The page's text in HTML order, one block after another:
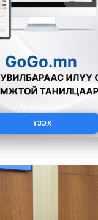
ҮЗЭХ
гишүүнээр